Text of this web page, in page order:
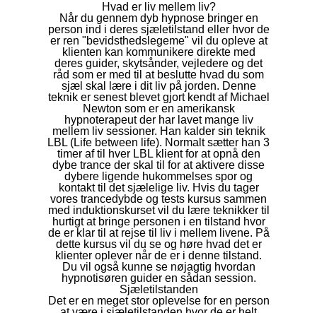
Hvad er liv mellem liv?
Når du gennem dyb hypnose bringer en
person ind i deres sjæletilstand eller hvor de
er ren "bevidsthedslegeme" vil du opleve at
klienten kan kommunikere direkte med
deres guider, skytsånder, vejledere og det
råd som er med til at beslutte hvad du som
sjæl skal lære i dit liv på jorden. Denne
teknik er senest blevet gjort kendt af Michael
Newton som er en amerikansk
hypnoterapeut der har lavet mange liv
mellem liv sessioner. Han kalder sin teknik
LBL (Life between life). Normalt sætter han 3
timer af til hver LBL klient for at opnå den
dybe trance der skal til for at aktivere disse
dybere ligende hukommelses spor og
kontakt til det sjælelige liv. Hvis du tager
vores trancedybde og tests kursus sammen
med induktionskurset vil du lære teknikker til
hurtigt at bringe personen i en tilstand hvor
de er klar til at rejse til liv i mellem livene. På
dette kursus vil du se og høre hvad det er
klienter oplever når de er i denne tilstand.
Du vil også kunne se nøjagtig hvordan
hypnotisøren guider en sådan session.
Sjæletilstanden
Det er en meget stor oplevelse for en person